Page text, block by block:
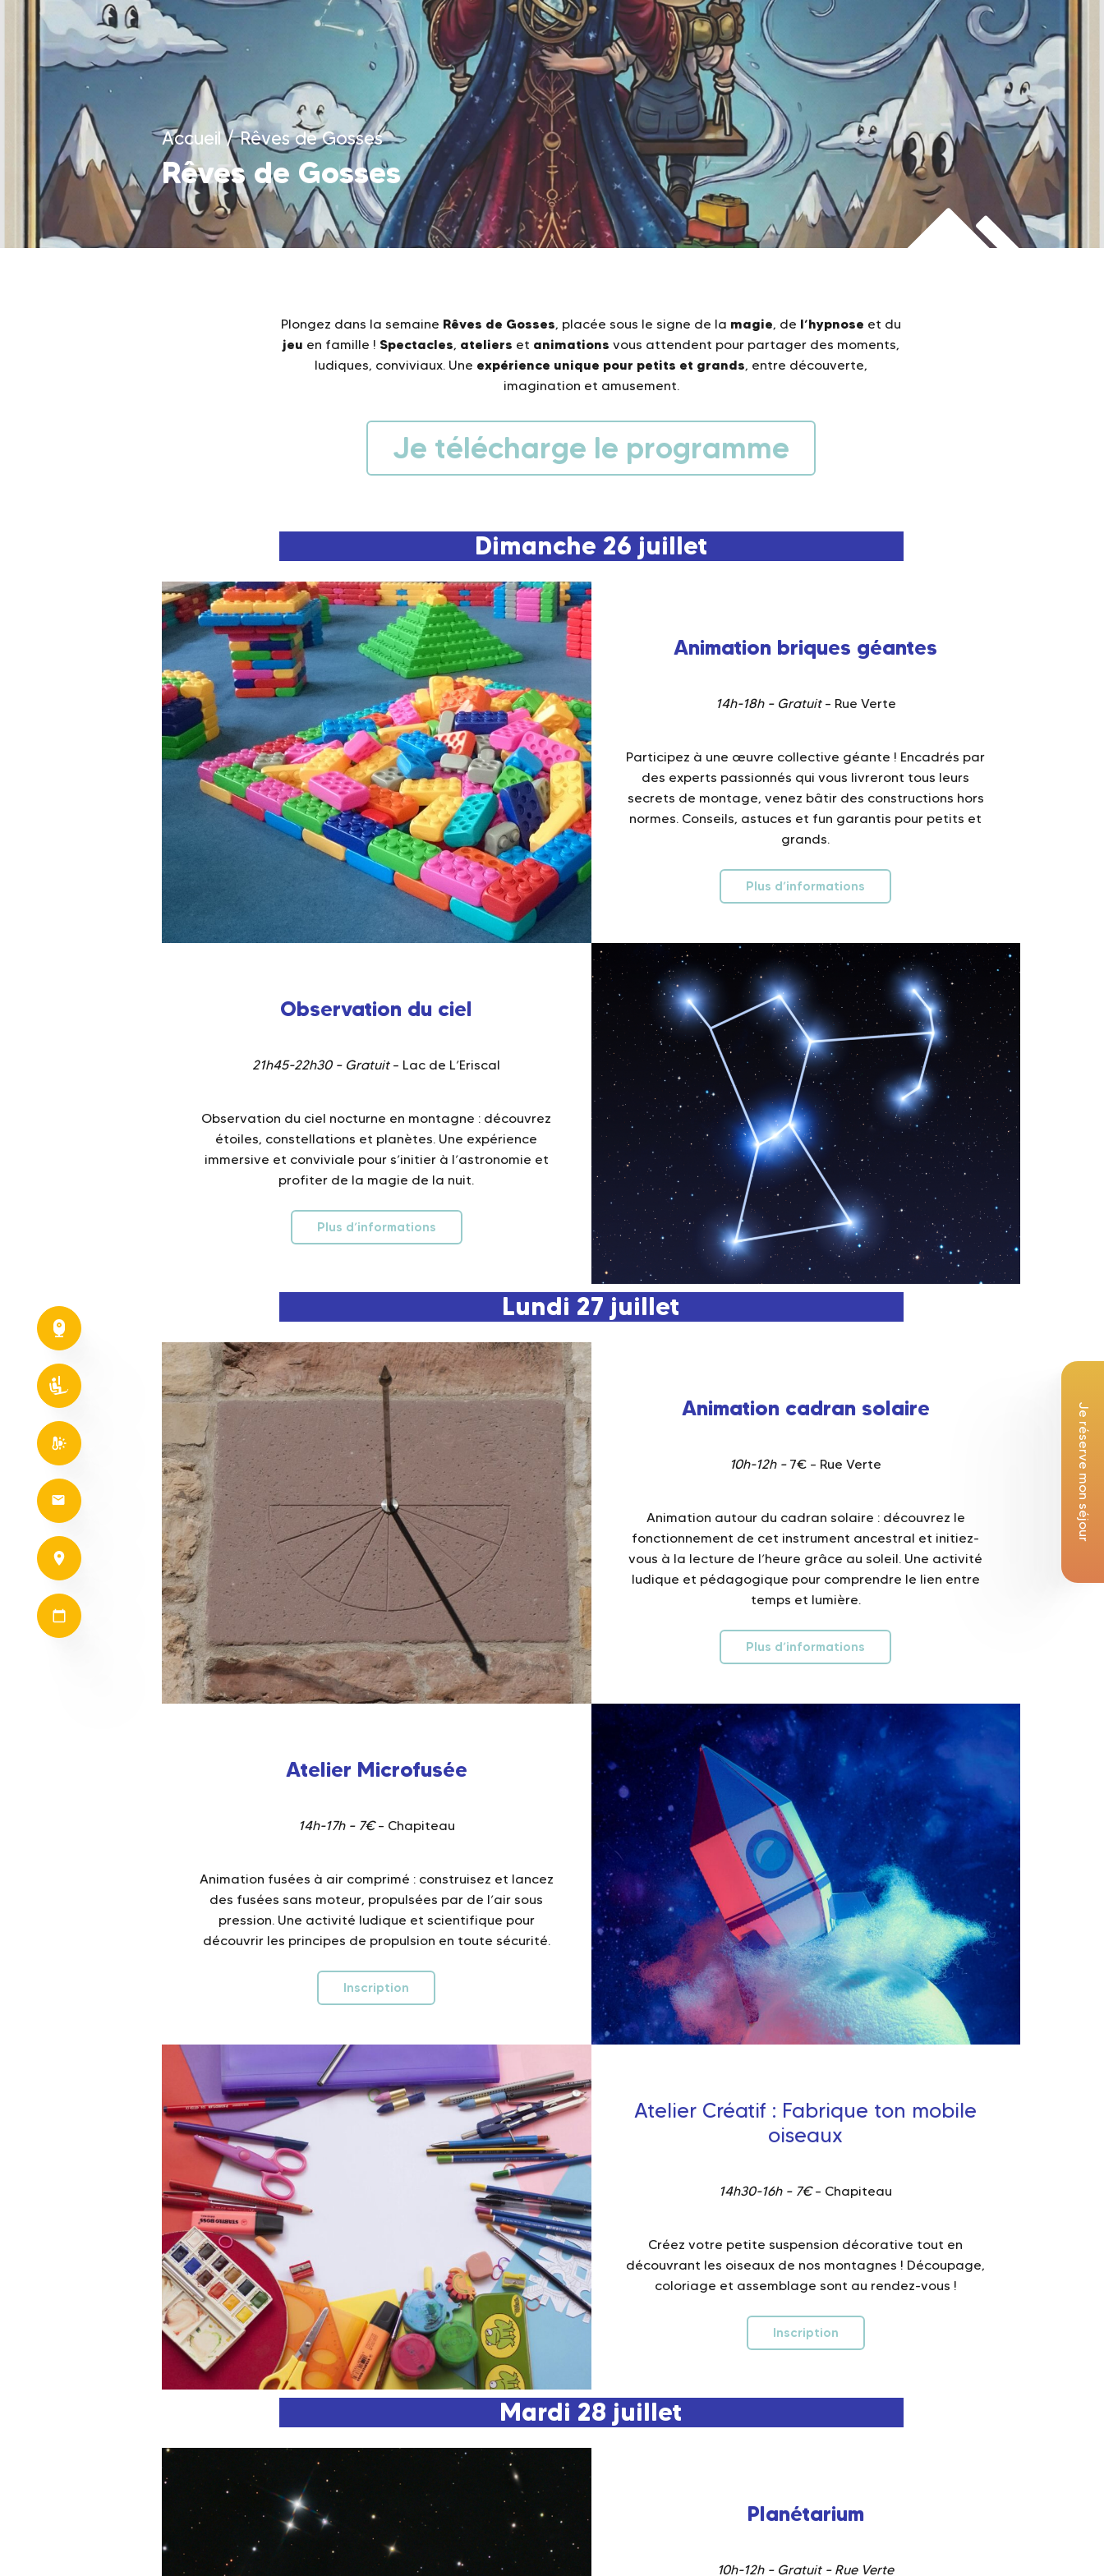
Je réserve mon séjour
Accueil/Rêves de Gosses
Rêves de Gosses
Plongez dans la semaine Rêves de Gosses, placée sous le signe de la magie, de l’hypnose et du
jeu en famille ! Spectacles, ateliers et animations vous attendent pour partager des moments,
ludiques, conviviaux. Une expérience unique pour petits et grands, entre découverte,
imagination et amusement.
Je télécharge le programme
Dimanche 26 juillet
Animation briques géantes
14h-18h – Gratuit– Rue Verte
Participez à une œuvre collective géante ! Encadrés par
des experts passionnés qui vous livreront tous leurs
secrets de montage, venez bâtir des constructions hors
normes. Conseils, astuces et fun garantis pour petits et
grands.
Plus d’informations
Observation du ciel
21h45-22h30 – Gratuit– Lac de L’Eriscal
Observation du ciel nocturne en montagne : découvrez
étoiles, constellations et planètes. Une expérience
immersive et conviviale pour s’initier à l’astronomie et
profiter de la magie de la nuit.
Plus d’informations
Lundi 27 juillet
Animation cadran solaire
10h-12h – 7€ – Rue Verte
Animation autour du cadran solaire : découvrez le
fonctionnement de cet instrument ancestral et initiez-
vous à la lecture de l’heure grâce au soleil. Une activité
ludique et pédagogique pour comprendre le lien entre
temps et lumière.
Plus d’informations
Atelier Microfusée
14h-17h – 7€– Chapiteau
Animation fusées à air comprimé : construisez et lancez
des fusées sans moteur, propulsées par de l’air sous
pression. Une activité ludique et scientifique pour
découvrir les principes de propulsion en toute sécurité.
Inscription
Atelier Créatif : Fabrique ton mobile
oiseaux
14h30-16h – 7€– Chapiteau
Créez votre petite suspension décorative tout en
découvrant les oiseaux de nos montagnes ! Découpage,
coloriage et assemblage sont au rendez-vous !
Inscription
Mardi 28 juillet
Planétarium
10h-12h – Gratuit – Rue Verte